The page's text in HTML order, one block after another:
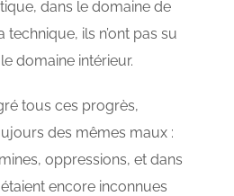
dans le domaine de
technique, ils n’ont pas su
domaine intérieur.
tous ces progrès,
des mêmes maux :
oppressions, et dans
encore inconnues